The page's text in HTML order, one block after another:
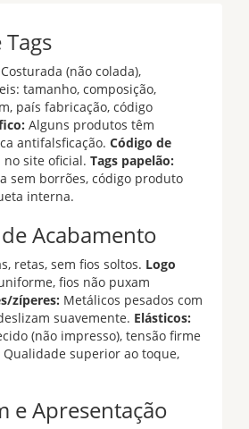
Costurada (não colada),
tamanho, composição,
país fabricação, código
Alguns produtos têm
antifalsficação. Código de
no site oficial. Tags papelão:
sem borrões, código produto
interna.
Acabamento
retas, sem fios soltos. Logo
fios não puxam
zíperes: Metálicos pesados com
suavemente. Elásticos:
(não impresso), tensão firme
Qualidade superior ao toque,
e Apresentação